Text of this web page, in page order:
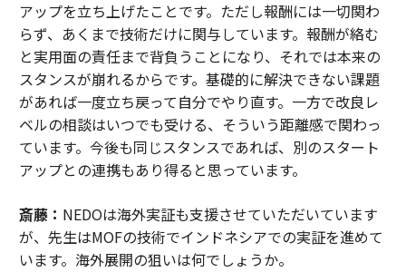
アップを立ち上げたことです。ただし報酬には一切関わ
らず、あくまで技術だけに関与しています。報酬が絡む
と実用面の責任まで背負うことになり、それでは本来の
スタンスが崩れるからです。基礎的に解決できない課題
があれば一度立ち戻って自分でやり直す。一方で改良レ
ベルの相談はいつでも受ける、そういう距離感で関わっ
ています。今後も同じスタンスであれば、別のスタート
アップとの連携もあり得ると思っています。
斎藤： NEDOは海外実証も支援させていただいています
が、先生はMOFの技術でインドネシアでの実証を進めて
います。海外展開の狙いは何でしょうか。